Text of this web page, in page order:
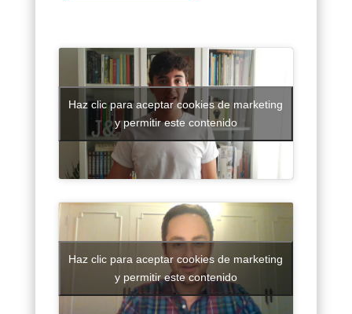
Haz clic para aceptar cookies de marketing
y permitir este contenido
Haz clic para aceptar cookies de marketing
y permitir este contenido